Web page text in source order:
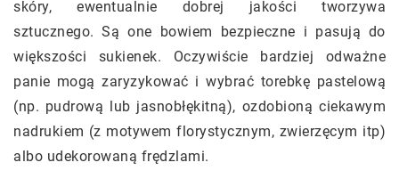
skóry, ewentualnie dobrej jakości tworzywa
sztucznego. Są one bowiem bezpieczne i pasują do
większości sukienek. Oczywiście bardziej odważne
panie mogą zaryzykować i wybrać torebkę pastelową
(np. pudrową lub jasnobłękitną), ozdobioną ciekawym
nadrukiem (z motywem florystycznym, zwierzęcym itp)
albo udekorowaną frędzlami.